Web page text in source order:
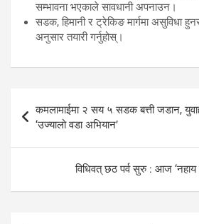
सम्भावना भएकाले सावधानी अपनाउन।
सडक, हिमानी र ट्रेकिङ मार्गमा असुविधा
अनुसार तयारी गर्नुहोस्।
navigation
कमलामाईमा २ सय ५ सडक बत्ती जडान,
‘उज्यालो वडा अभियान’
विधिवत् छठ पर्व सुरु : आज ‘नहाय